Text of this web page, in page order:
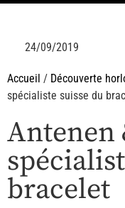
24/09/2019
Accueil / Découverte
spécialiste suisse du
bracelet